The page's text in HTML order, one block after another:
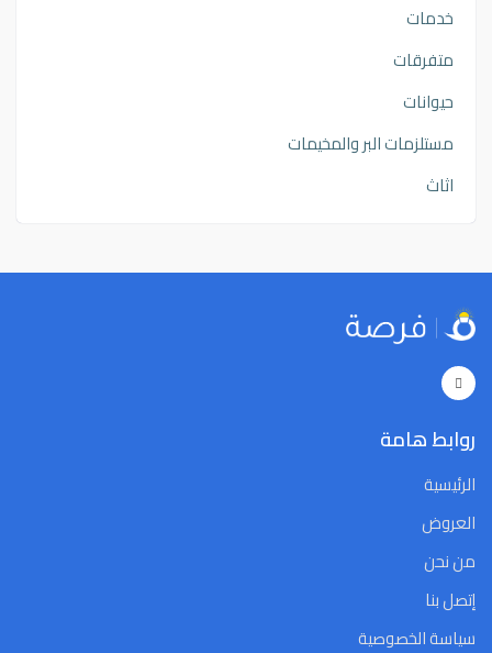
خدمات
متفرقات
حيوانات
مستلزمات البر والمخيمات
اثاث
روابط هامة
الرئيسية
العروض
من نحن
إتصل بنا
سياسة الخصوصية